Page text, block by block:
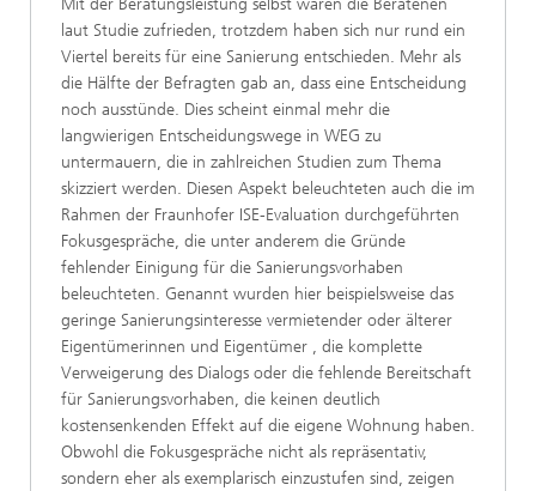
Mit der Beratungsleistung selbst waren die Beratenen
laut Studie zufrieden, trotzdem haben sich nur rund ein
Viertel bereits für eine Sanierung entschieden. Mehr als
die Hälfte der Befragten gab an, dass eine Entscheidung
noch ausstünde. Dies scheint einmal mehr die
langwierigen Entscheidungswege in WEG zu
untermauern, die in zahlreichen Studien zum Thema
skizziert werden. Diesen Aspekt beleuchteten auch die im
Rahmen der Fraunhofer ISE-Evaluation durchgeführten
Fokusgespräche, die unter anderem die Gründe
fehlender Einigung für die Sanierungsvorhaben
beleuchteten. Genannt wurden hier beispielsweise das
geringe Sanierungsinteresse vermietender oder älterer
Eigentümerinnen und Eigentümer , die komplette
Verweigerung des Dialogs oder die fehlende Bereitschaft
für Sanierungsvorhaben, die keinen deutlich
kostensenkenden Effekt auf die eigene Wohnung haben.
Obwohl die Fokusgespräche nicht als repräsentativ,
sondern eher als exemplarisch einzustufen sind, zeigen